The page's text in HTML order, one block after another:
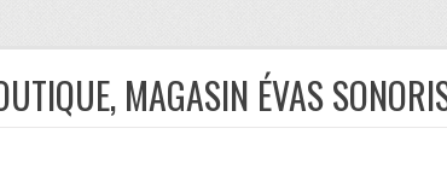
MAGASIN ÉVAS